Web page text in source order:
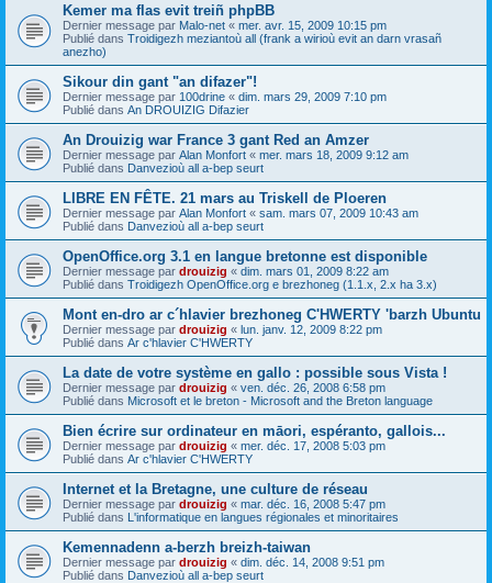
Kemer ma flas evit treiñ phpBB
Dernier message par Malo-net « mer. avr. 15, 2009 10:15 pm
Publié dans Troidigezh meziantoù all (frank a wirioù evit an darn vrasañ
anezho)
Sikour din gant "an difazer"!
Dernier message par 100drine « dim. mars 29, 2009 7:10 pm
Publié dans An DROUIZIG Difazier
An Drouizig war France 3 gant Red an Amzer
Dernier message par Alan Monfort « mer. mars 18, 2009 9:12 am
Publié dans Danvezioù all a-bep seurt
LIBRE EN FÊTE. 21 mars au Triskell de Ploeren
Dernier message par Alan Monfort « sam. mars 07, 2009 10:43 am
Publié dans Danvezioù all a-bep seurt
OpenOffice.org 3.1 en langue bretonne est disponible
Dernier message par drouizig « dim. mars 01, 2009 8:22 am
Publié dans Troidigezh OpenOffice.org e brezhoneg (1.1.x, 2.x ha 3.x)
Mont en-dro ar c´hlavier brezhoneg C'HWERTY 'barzh Ubuntu
Dernier message par drouizig « lun. janv. 12, 2009 8:22 pm
Publié dans Ar c'hlavier C'HWERTY
La date de votre système en gallo : possible sous Vista !
Dernier message par drouizig « ven. déc. 26, 2008 6:58 pm
Publié dans Microsoft et le breton - Microsoft and the Breton language
Bien écrire sur ordinateur en māori, espéranto, gallois...
Dernier message par drouizig « mer. déc. 17, 2008 5:03 pm
Publié dans Ar c'hlavier C'HWERTY
Internet et la Bretagne, une culture de réseau
Dernier message par drouizig « mar. déc. 16, 2008 5:47 pm
Publié dans L'informatique en langues régionales et minoritaires
Kemennadenn a-berzh breizh-taiwan
Dernier message par drouizig « dim. déc. 14, 2008 9:51 pm
Publié dans Danvezioù all a-bep seurt